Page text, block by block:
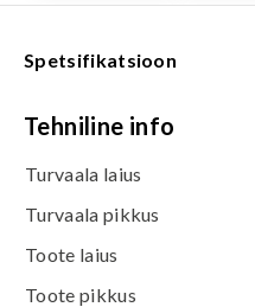
Spetsifikatsioon
Tehniline info
Turvaala laius
Turvaala pikkus
Toote laius
Toote pikkus